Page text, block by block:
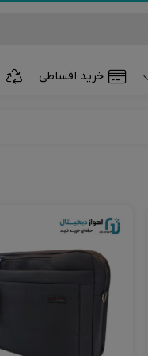
خرید اقساطی